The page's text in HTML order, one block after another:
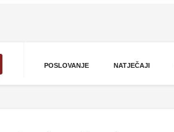
POSLOVANJE NATJEČAJI